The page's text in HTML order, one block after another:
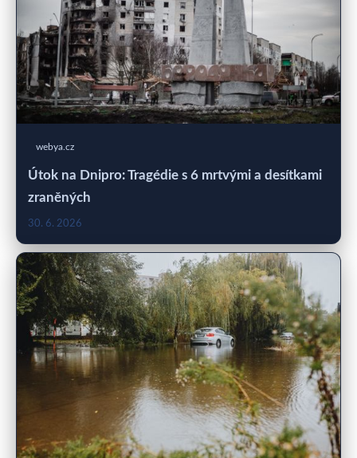
webya.cz
Útok na Dnipro: Tragédie s 6 mrtvými a desítkami
zraněných
30. 6. 2026